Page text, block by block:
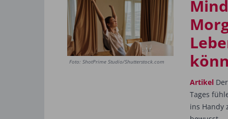
Foto: ShotPrime Studio/Shutterstock.com
Artikel
Tages
ins Handy